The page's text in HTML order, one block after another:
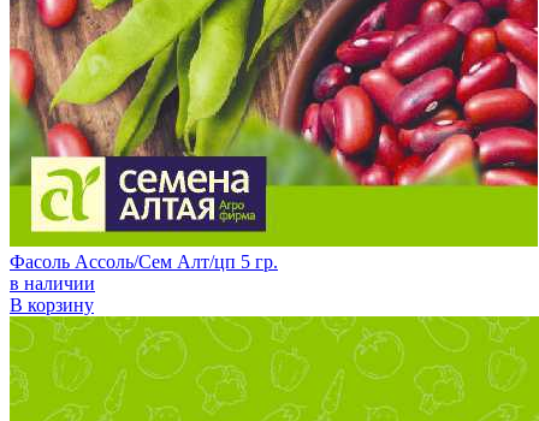
Фасоль Ассоль/Сем Алт/цп 5 гр.
в наличии
В корзину